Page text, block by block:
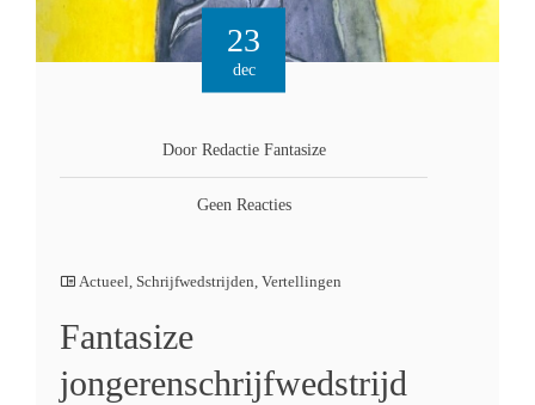
23
dec
Door Redactie Fantasize
Geen Reacties
Actueel, Schrijfwedstrijden, Vertellingen
Fantasize
jongerenschrijfwedstrijd